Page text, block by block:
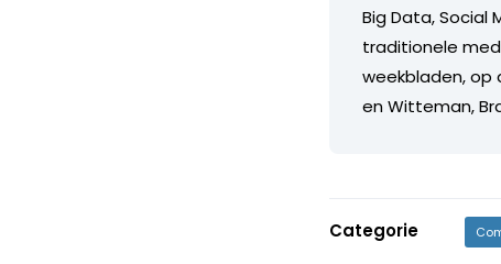
Big Data, Social
traditionele
weekbladen, op
en Witteman,
Categorie